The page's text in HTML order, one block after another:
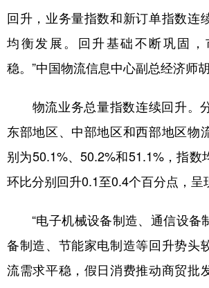
彩票 娱乐 时尚
公益 一带一路 亚太网
文化产业
北京 天津 河北
辽宁 吉林 上海
山东 河南 湖北
广东 广西 海南
回升，业务量指数和新订单指数连
均衡发展。回升基础不断巩固，
稳。”中国物流信息中心副总经济师胡
物流业务总量指数连续回升。
东部地区、中部地区和西部地区物
别为50.1%、50.2%和51.1%，指数
环比分别回升0.1至0.4个百分点，呈
“电子机械设备制造、通信设备
备制造、节能家电制造等回升势头
流需求平稳，假日消费推动商贸批